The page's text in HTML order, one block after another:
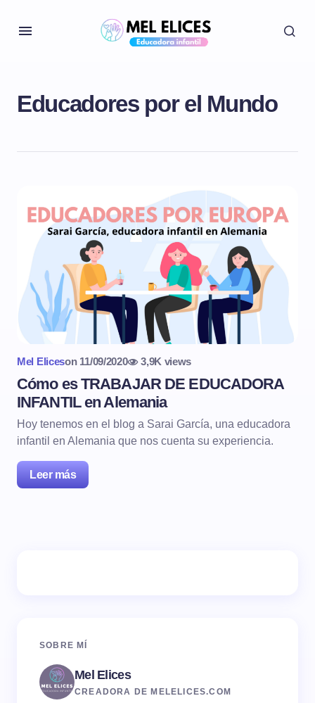
Educadores por el Mundo
Mel Eliceson 11/09/2020 3,9K views
Cómo es TRABAJAR DE EDUCADORA
INFANTIL en Alemania
Hoy tenemos en el blog a Sarai García, una educadora
infantil en Alemania que nos cuenta su experiencia.
Leer más
SOBRE MÍ
Mel Elices
CREADORA DE MELELICES.COM